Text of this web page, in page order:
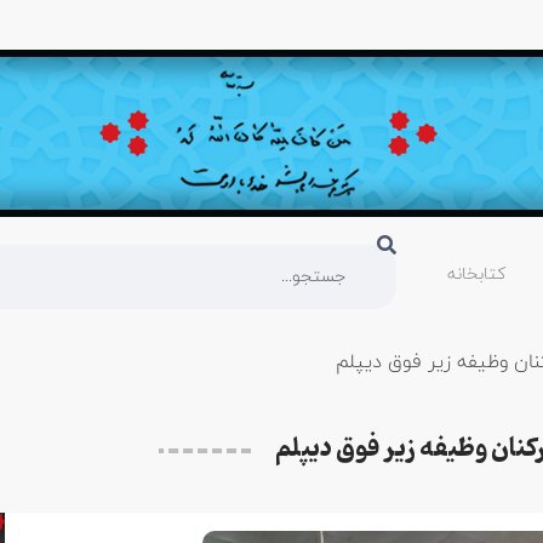
کتابخانه
وظیفه زیر فوق دیپلم
وظیفه زیر فوق دیپلم